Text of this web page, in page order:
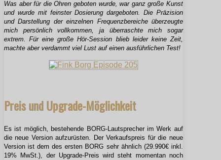
Was aber für die Ohren geboten wurde, war ganz große Kunst
und wurde mit feinster Dosierung dargeboten. Die Präzision
und Darstellung der einzelnen Frequenzbereiche überzeugte
mich persönlich vollkommen, ja überraschte mich sogar
extrem. Für eine große Hör-Session blieb leider keine Zeit,
machte aber verdammt viel Lust auf einen ausführlichen Test!
Preis und Upgrade-Möglichkeit
Es ist möglich, bestehende BORG-Lautsprecher im Werk auf
die neue Version aufzurüsten. Der Verkaufspreis für die neue
Version ist dem des ersten BORG sehr ähnlich (29.990€ inkl.
19% MwSt.), der Upgrade-Preis wird steht momentan noch